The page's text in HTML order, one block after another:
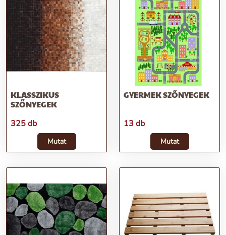
KLASSZIKUS
SZŐNYEGEK
325 db
Mutat
GYERMEK SZŐNYEGEK
13 db
Mutat